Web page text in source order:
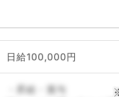
日給100,000円
・昇給・賞与